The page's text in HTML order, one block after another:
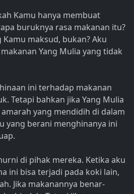
Kamu hanya membuat
buruknya rasa makanan itu?
Kamu maksud, bukan? Aku
Yang Mulia yang tidak
ini terhadap makanan
Tetapi bahkan jika Yang Mulia
yang mendidih di dalam
yang berani menghinanya ini
di pihak mereka. Ketika aku
ini bisa terjadi pada koki lain,
Jika makanannya benar-